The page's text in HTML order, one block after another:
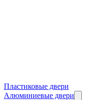
Пластиковые двери
Алюминиевые двери